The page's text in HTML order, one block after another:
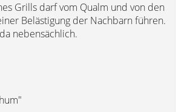
Grills darf vom Qualm und von den
Belästigung der Nachbarn führen.
nebensächlich.